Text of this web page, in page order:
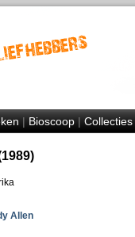
|Bioscoop|Collecties
Allen